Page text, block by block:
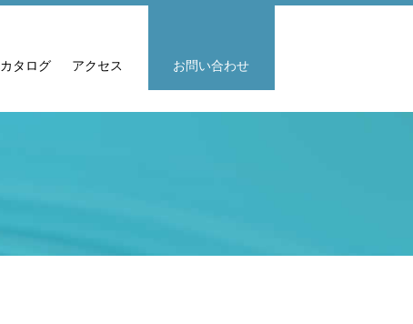
カタログ アクセス お問い合わせ